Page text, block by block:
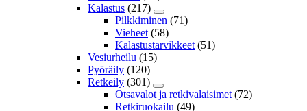
Kalastus (217)
Pilkkiminen (71)
Vieheet (58)
Kalastustarvikkeet (51)
Vesiurheilu (15)
Pyöräily (120)
Retkeily (301)
Otsavalot ja retkivalaisimet (72)
Retkiruokailu (49)